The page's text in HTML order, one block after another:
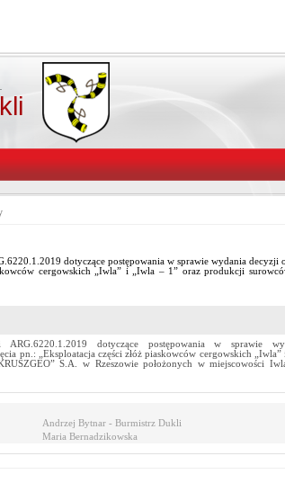
dotyczące postępowania w sprawie wydania
cergowskich „Iwla” i „Iwla – 1” oraz produkcji
ARG.6220.1.2019 dotyczące postępowania w sprawie
pn.: „Eksploatacja części złóż piaskowców cergowskich
S.A. w Rzeszowie położonych w miejscowości
Andrzej Bytnar - Burmistrz Dukli
Maria Bernadzikowska